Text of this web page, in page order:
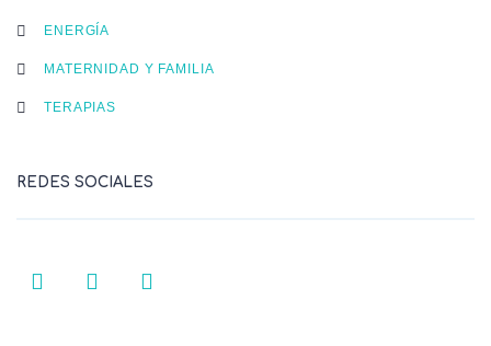
ENERGÍA
MATERNIDAD Y FAMILIA
TERAPIAS
REDES SOCIALES